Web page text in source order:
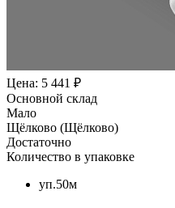
Цена: 5 441 ₽
Основной склад
Мало
Щёлково (Щёлково)
Достаточно
Количество в упаковке
уп.50м